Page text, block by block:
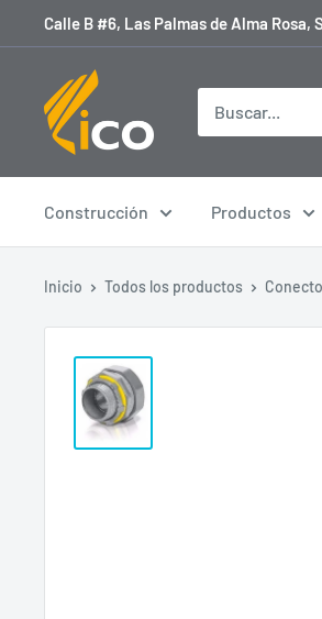
directamente
contenido
Calle B #6, Las Palmas de Alma Rosa,
licoferreteria
Construcción Productos
Inicio Todos los productos